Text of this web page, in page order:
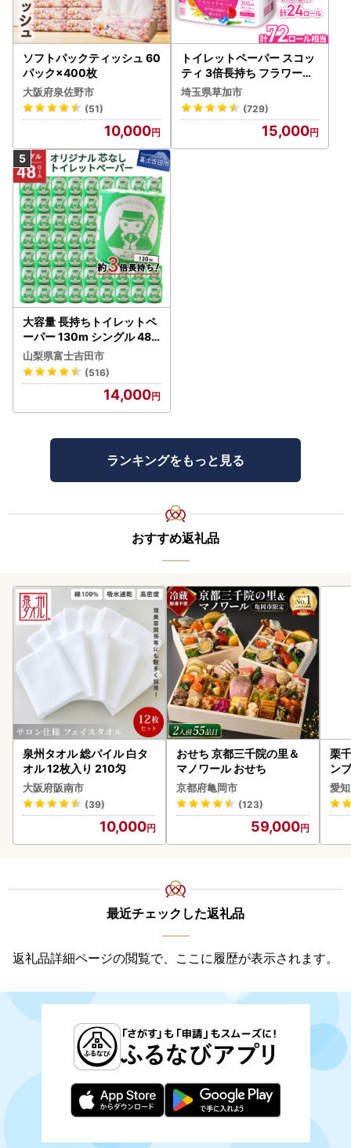
ソフトパックティッシュ 60
パック×400枚
大阪府泉佐野市
(51)
10,000
トイレットペーパー スコッ
ティ 3倍長持ち フラワーパ
ック 4ロール×6P
埼玉県草加市
(729)
15,000
大容量 長持ちトイレットペ
ーパー 130m シングル 48R
芯なし 3倍巻 トイレット
山梨県富士吉田市
(516)
14,000
ランキングをもっと見る
おすすめ返礼品
泉州タオル 総パイル 白タ
オル 12枚入り 210匁
大阪府阪南市
(39)
10,000
おせち 京都三千院の里＆
マノワール おせち
京都府亀岡市
(123)
59,000
栗
ン
デ
愛
最近チェックした返礼品
返礼品詳細ページの閲覧で、ここに履歴が表示されます。